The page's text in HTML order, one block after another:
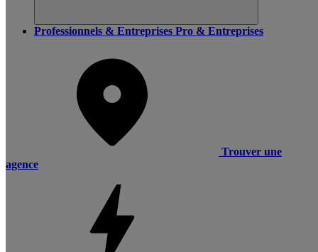
Professionnels & Entreprises Pro & Entreprises
Trouver une
agence